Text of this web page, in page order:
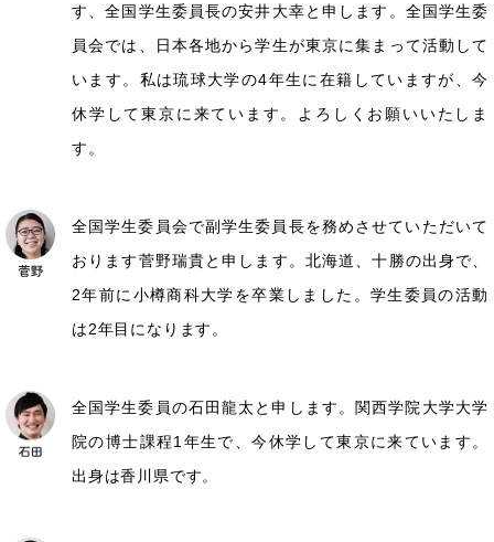
す、全国学生委員長の安井大幸と申します。全国学生委
員会では、日本各地から学生が東京に集まって活動して
います。私は琉球大学の4年生に在籍していますが、今
休学して東京に来ています。よろしくお願いいたしま
す。
全国学生委員会で副学生委員長を務めさせていただいて
おります菅野瑞貴と申します。北海道、十勝の出身で、
2年前に小樽商科大学を卒業しました。学生委員の活動
は2年目になります。
全国学生委員の石田龍太と申します。関西学院大学大学
院の博士課程1年生で、今休学して東京に来ています。
出身は香川県です。